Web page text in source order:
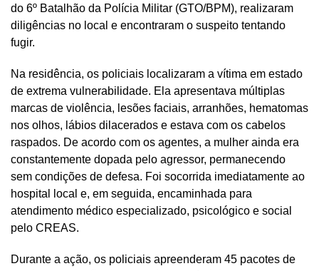
do 6º Batalhão da Polícia Militar (GTO/BPM), realizaram
diligências no local e encontraram o suspeito tentando
fugir.
Na residência, os policiais localizaram a vítima em estado
de extrema vulnerabilidade. Ela apresentava múltiplas
marcas de violência, lesões faciais, arranhões, hematomas
nos olhos, lábios dilacerados e estava com os cabelos
raspados. De acordo com os agentes, a mulher ainda era
constantemente dopada pelo agressor, permanecendo
sem condições de defesa. Foi socorrida imediatamente ao
hospital local e, em seguida, encaminhada para
atendimento médico especializado, psicológico e social
pelo CREAS.
Durante a ação, os policiais apreenderam 45 pacotes de